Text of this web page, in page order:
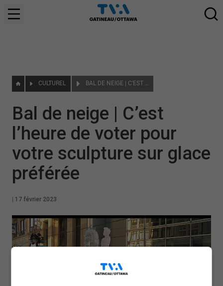
CULTUREL BAL DE NEIGE | C’EST L’HEURE DE VOTER POUR VOTRE SCULPTURE SUR GLACE PRÉFÉRÉE
Bal de neige | C’est
l’heure de voter pour
votre sculpture sur glace
préférée
17 février 2023